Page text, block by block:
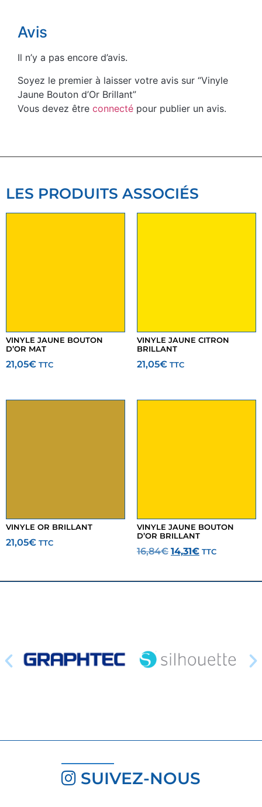
Avis
Il n’y a pas encore d’avis.
Soyez le premier à laisser votre avis sur “Vinyle
Jaune Bouton d’Or Brillant”
Vous devez être connecté pour publier un avis.
LES PRODUITS ASSOCIÉS
VINYLE JAUNE BOUTON
D’OR MAT
21,05€ TTC
VINYLE JAUNE CITRON
BRILLANT
21,05€ TTC
VINYLE OR BRILLANT
21,05€ TTC
VINYLE JAUNE BOUTON
D’OR BRILLANT
16,84€ 14,31€ TTC
SUIVEZ-NOUS